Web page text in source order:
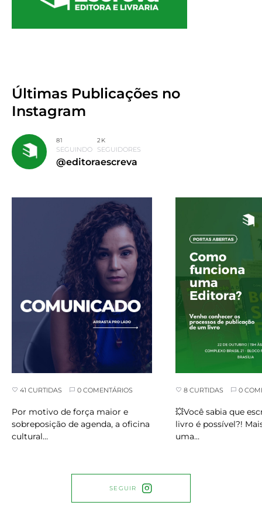
Últimas Publicações no
Instagram
81
SEGUINDO
2K
SEGUIDORES
@editoraescreva
41 CURTIDAS 0 COMENTÁRIOS
Por motivo de força maior e
sobreposição de agenda, a oficina
cultural…
8 CURTIDAS 0
💥Você sabia que
livro é possível?!
uma…
SEGUIR